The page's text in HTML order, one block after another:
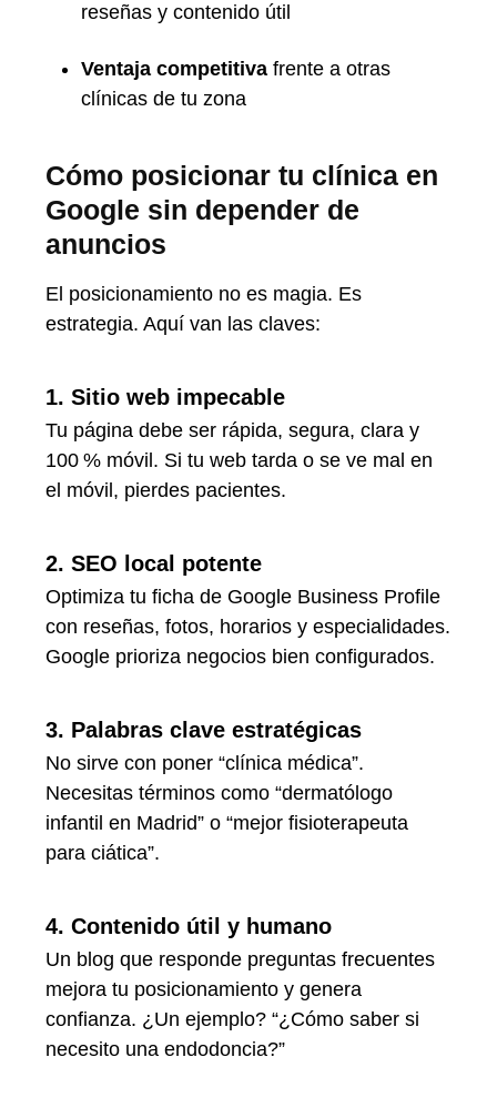
reseñas y contenido útil
Ventaja competitiva frente a otras
clínicas de tu zona
Cómo posicionar tu clínica en
Google sin depender de
anuncios
El posicionamiento no es magia. Es
estrategia. Aquí van las claves:
1. Sitio web impecable
Tu página debe ser rápida, segura, clara y
100 % móvil. Si tu web tarda o se ve mal en
el móvil, pierdes pacientes.
2. SEO local potente
Optimiza tu ficha de Google Business Profile
con reseñas, fotos, horarios y especialidades.
Google prioriza negocios bien configurados.
3. Palabras clave estratégicas
No sirve con poner “clínica médica”.
Necesitas términos como “dermatólogo
infantil en Madrid” o “mejor fisioterapeuta
para ciática”.
4. Contenido útil y humano
Un blog que responde preguntas frecuentes
mejora tu posicionamiento y genera
confianza. ¿Un ejemplo? “¿Cómo saber si
necesito una endodoncia?”